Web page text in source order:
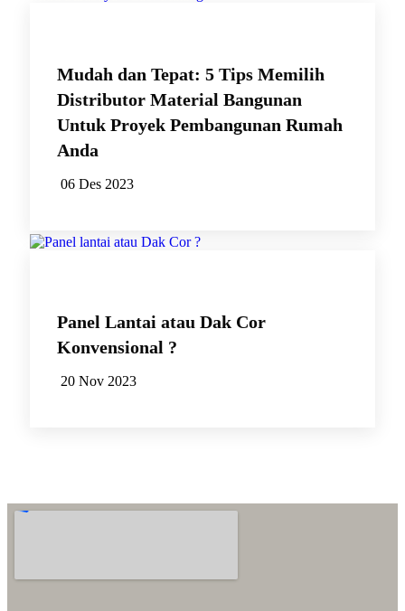
Mudah dan Tepat: 5 Tips Memilih
Distributor Material Bangunan
Untuk Proyek Pembangunan Rumah
Anda
06 Des 2023
Panel Lantai atau Dak Cor
Konvensional ?
20 Nov 2023